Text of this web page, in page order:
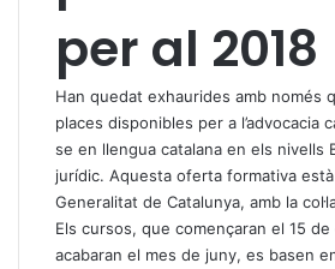
per al 2018
Han quedat exhaurides amb només
places disponibles per a l’advocacia
se en llengua catalana en els nivells
jurídic. Aquesta oferta formativa
Generalitat de Catalunya, amb la
Els cursos, que començaran el 15
acabaran el mes de juny, es basen